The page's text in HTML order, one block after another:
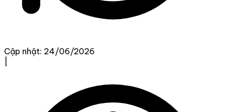
Cập nhật: 24/06/2026